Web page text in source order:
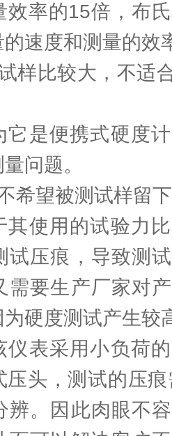
效率的15倍，布
速度和测量的效
比较大，不适合
便携式硬度计
问题。
望被测试样留下
用的试验力比
试压痕，导致测
需要生产厂家对
硬度测试产生较
采用小负荷的
压头，测试的压
辨。因此肉眼不